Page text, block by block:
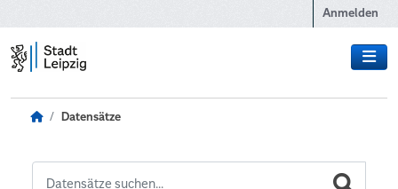
Anmelden
Datensätze